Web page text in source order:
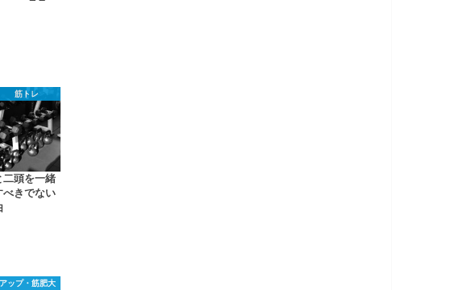
筋トレ
二頭を一緒
べきでない
ップ・筋肥大